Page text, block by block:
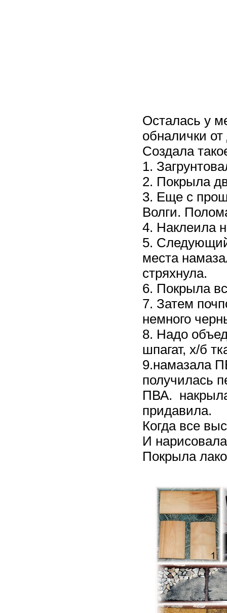
Осталась у
обналички
Создала
1.
2. Покрыла
3. Еще с
Волги.
4. Наклеила
5.
места
стряхнула.
6. Покрыла
7. Затем
немного
8. Надо
шпагат, х/б
9.намазала
получилась
ПВА.
придавила.
Когда все
И
Покрыла